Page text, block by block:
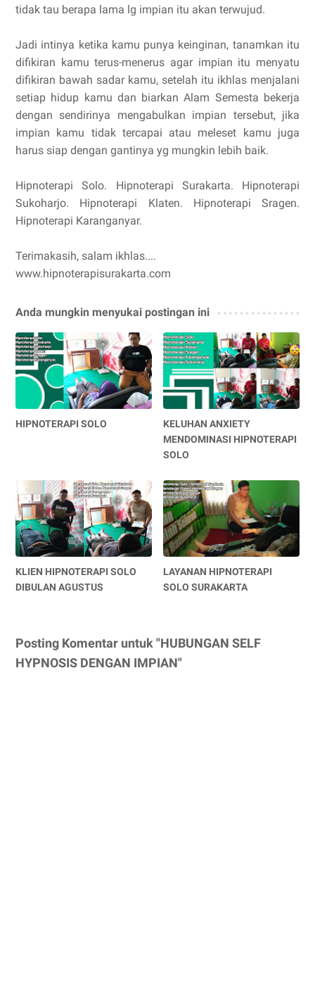
tidak tau berapa lama lg impian itu akan terwujud.
Jadi intinya ketika kamu punya keinginan, tanamkan itu
difikiran kamu terus-menerus agar impian itu menyatu
difikiran bawah sadar kamu, setelah itu ikhlas menjalani
setiap hidup kamu dan biarkan Alam Semesta bekerja
dengan sendirinya mengabulkan impian tersebut, jika
impian kamu tidak tercapai atau meleset kamu juga
harus siap dengan gantinya yg mungkin lebih baik.
Hipnoterapi Solo. Hipnoterapi Surakarta. Hipnoterapi
Sukoharjo. Hipnoterapi Klaten. Hipnoterapi Sragen.
Hipnoterapi Karanganyar.
Terimakasih, salam ikhlas....
www.hipnoterapisurakarta.com
Anda mungkin menyukai postingan ini
HIPNOTERAPI SOLO
KELUHAN ANXIETY
MENDOMINASI HIPNOTERAPI
SOLO
KLIEN HIPNOTERAPI SOLO
DIBULAN AGUSTUS
LAYANAN HIPNOTERAPI
SOLO SURAKARTA
Posting Komentar untuk "HUBUNGAN SELF
HYPNOSIS DENGAN IMPIAN"